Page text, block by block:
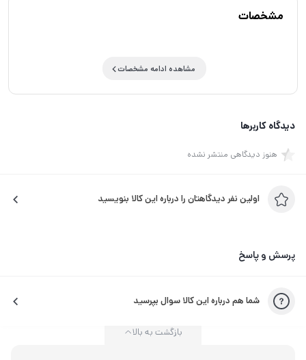
مشخصات
مشاهده ادامه مشخصات
دیدگاه کاربرها
هنوز دیدگاهی منتشر نشده
اولین نفر دیدگاهتان را درباره این کالا بنویسید
پرسش و پاسخ
شما هم درباره این کالا سوال بپرسید
بازگشت به بالا